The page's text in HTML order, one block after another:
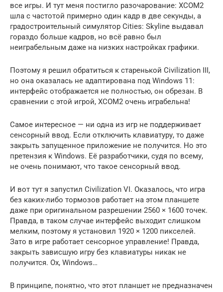
все игры. И тут меня постигло разочарование: XCOM2
шла с частотой примерно один кадр в две секунды, а
градостроительный симулятор Cities: Skyline выдавал
гораздо больше кадров, но всё равно был
неиграбельным даже на низких настройках графики.
Поэтому я решил обратиться к старенькой Civilization III,
но она оказалась не адаптирована под Windows 11:
интерфейс отображается не полностью, он обрезан. В
сравнении c этой игрой, XCOM2 очень играбельна!
Самое интересное — ни одна из игр не поддерживает
сенсорный ввод. Если отключить клавиатуру, то даже
закрыть запущенное приложение не получится. Но это
претензия к Windows. Её разработчики, судя по всему,
не очень понимают, что такое сенсорный ввод.
И вот тут я запустил Civilization VI. Оказалось, что игра
без каких-либо тормозов работает на этом планшете
даже при оригинальном разрешении 2560 × 1600 точек.
Правда, в таком случае интерфейс выходит слишком
мелким, поэтому я установил 1920 × 1200 пикселей.
Зато в игре работает сенсорное управление! Правда,
закрыть зависшую игру без клавиатуры никак не
получится. Ох, Windows…
В принципе, понятно, что этот планшет не предназначен